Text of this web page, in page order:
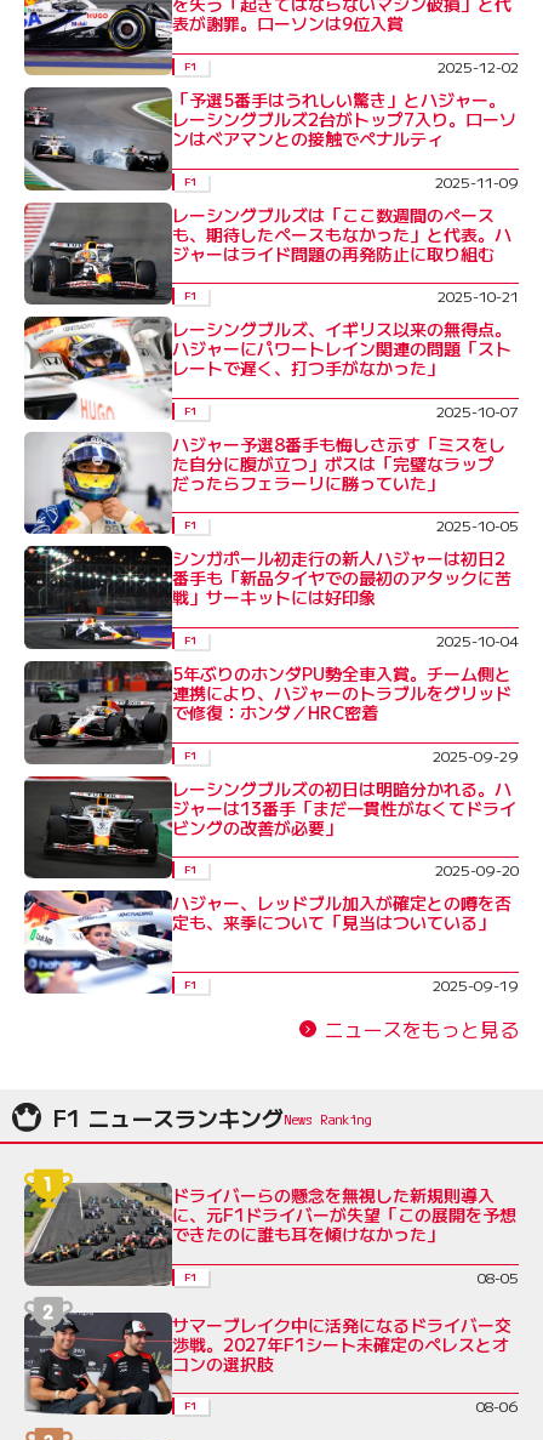
表が謝罪。ローソンは9位入賞
F1 2025-12-02
「予選5番手はうれしい驚き」とハジャー。
レーシングブルズ2台がトップ7入り。ローソ
ンはベアマンとの接触でペナルティ
F1 2025-11-09
レーシングブルズは「ここ数週間のペース
も、期待したペースもなかった」と代表。ハ
ジャーはライド問題の再発防止に取り組む
F1 2025-10-21
レーシングブルズ、イギリス以来の無得点。
ハジャーにパワートレイン関連の問題「スト
レートで遅く、打つ手がなかった」
F1 2025-10-07
ハジャー予選8番手も悔しさ示す「ミスをし
た自分に腹が立つ」ボスは「完璧なラップ
だったらフェラーリに勝っていた」
F1 2025-10-05
シンガポール初走行の新人ハジャーは初日2
番手も「新品タイヤでの最初のアタックに苦
戦」サーキットには好印象
F1 2025-10-04
5年ぶりのホンダPU勢全車入賞。チーム側と
連携により、ハジャーのトラブルをグリッド
で修復：ホンダ／HRC密着
F1 2025-09-29
レーシングブルズの初日は明暗分かれる。ハ
ジャーは13番手「まだ一貫性がなくてドライ
ビングの改善が必要」
F1 2025-09-20
ハジャー、レッドブル加入が確定との噂を否
定も、来季について「見当はついている」
F1 2025-09-19
ニュースをもっと見る
F1 ニュースランキング
ドライバーらの懸念を無視した新規則導入
に、元F1ドライバーが失望「この展開を予想
できたのに誰も耳を傾けなかった」
F1 08-05
サマーブレイク中に活発になるドライバー交
渉戦。2027年F1シート未確定のペレスとオ
コンの選択肢
F1 08-06